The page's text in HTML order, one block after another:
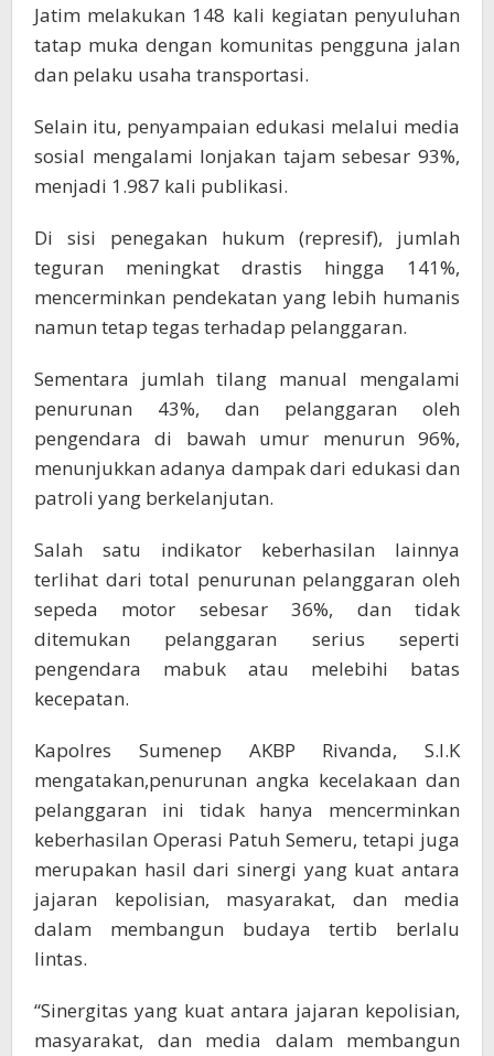
Jatim melakukan 148 kali kegiatan penyuluhan
tatap muka dengan komunitas pengguna jalan
dan pelaku usaha transportasi.
Selain itu, penyampaian edukasi melalui media
sosial mengalami lonjakan tajam sebesar 93%,
menjadi 1.987 kali publikasi.
Di sisi penegakan hukum (represif), jumlah
teguran meningkat drastis hingga 141%,
mencerminkan pendekatan yang lebih humanis
namun tetap tegas terhadap pelanggaran.
Sementara jumlah tilang manual mengalami
penurunan 43%, dan pelanggaran oleh
pengendara di bawah umur menurun 96%,
menunjukkan adanya dampak dari edukasi dan
patroli yang berkelanjutan.
Salah satu indikator keberhasilan lainnya
terlihat dari total penurunan pelanggaran oleh
sepeda motor sebesar 36%, dan tidak
ditemukan pelanggaran serius seperti
pengendara mabuk atau melebihi batas
kecepatan.
Kapolres Sumenep AKBP Rivanda, S.I.K
mengatakan,penurunan angka kecelakaan dan
pelanggaran ini tidak hanya mencerminkan
keberhasilan Operasi Patuh Semeru, tetapi juga
merupakan hasil dari sinergi yang kuat antara
jajaran kepolisian, masyarakat, dan media
dalam membangun budaya tertib berlalu
lintas.
“Sinergitas yang kuat antara jajaran kepolisian,
masyarakat, dan media dalam membangun